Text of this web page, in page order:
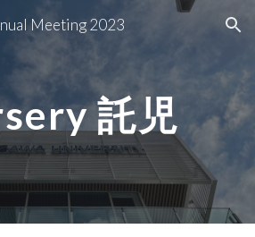
Skip to navigation
Meeting 2023
託児